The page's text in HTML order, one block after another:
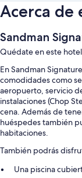
Acerca de
Sandman
Quédate en este
En Sandman
comodidades como
aeropuerto, servicio
instalaciones (Chop
cena. Además de
huéspedes también
habitaciones.
También podrás
Una piscina